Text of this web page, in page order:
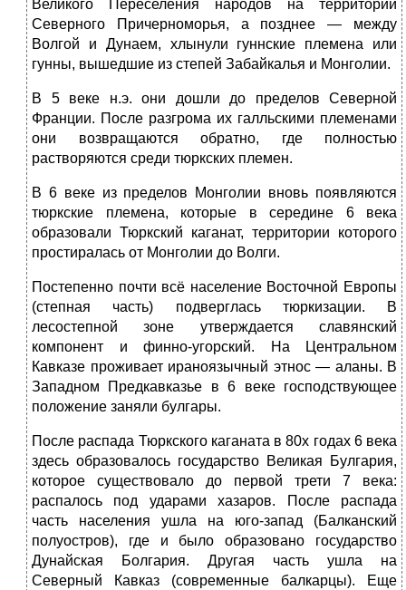
Великого Переселения народов на территории
Северного Причерноморья, а позднее — между
Волгой и Дунаем, хлынули гуннские племена или
гунны, вышедшие из степей Забайкалья и Монголии.
В 5 веке н.э. они дошли до пределов Северной
Франции. После разгрома их галльскими племенами
они возвращаются обратно, где полностью
растворяются среди тюркских племен.
В 6 веке из пределов Монголии вновь появляются
тюркские племена, которые в середине 6 века
образовали Тюркский каганат, территории которого
простиралась от Монголии до Волги.
Постепенно почти всё население Восточной Европы
(степная часть) подверглась тюркизации. В
лесостепной зоне утверждается славянский
компонент и финно-угорский. На Центральном
Кавказе проживает ираноязычный этнос — аланы. В
Западном Предкавказье в 6 веке господствующее
положение заняли булгары.
После распада Тюркского каганата в 80х годах 6 века
здесь образовалось государство Великая Булгария,
которое существовало до первой трети 7 века:
распалось под ударами хазаров. После распада
часть населения ушла на юго-запад (Балканский
полуостров), где и было образовано государство
Дунайская Болгария. Другая часть ушла на
Северный Кавказ (современные балкарцы). Еще